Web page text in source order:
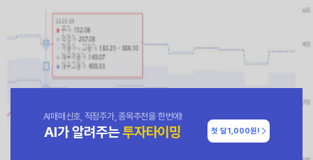
AI매매신호, 적정주가, 종목추천을 한번에!
AI가 알려주는투자타이밍 첫 달1,000원!